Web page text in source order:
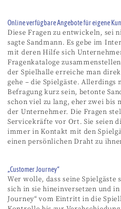
Online verfügbare Angebote für eigene
Diese Fragen zu entwickeln, sei
sagte Sandmann. Es gebe im
mit deren Hilfe sich
Fragenkataloge
der Spielhalle erreiche man
gehe – die Spielgäste. Allerdings
Befragung kurz sein, betonte
schon viel zu lang, eher zwei
der Unternehmer. Die Fragen
Servicekräfte vor Ort. Sie seien
immer in Kontakt mit den
einen persönlichen Draht zu
„Customer Journey“
Wer wolle, dass seine
sich in sie hineinversetzen und
Journey“ vom Eintritt in die